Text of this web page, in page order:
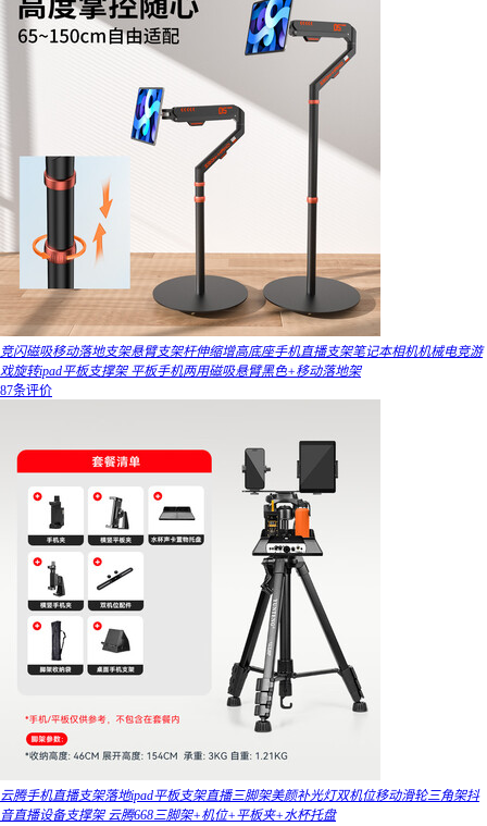
竞闪磁吸移动落地支架悬臂支架杆伸缩增高底座手机直播支架笔记本相机机械电竞游
戏旋转ipad平板支撑架 平板手机两用磁吸悬臂黑色+移动落地架
87条评价
云腾手机直播支架落地ipad平板支架直播三脚架美颜补光灯双机位移动滑轮三角架抖
音直播设备支撑架 云腾668三脚架+机位+平板夹+水杯托盘